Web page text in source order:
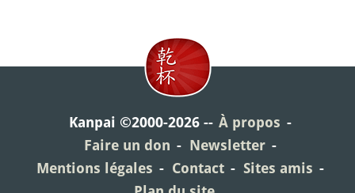
Kanpai ©2000-2026
À propos
Faire un don
Newsletter
Mentions légales
Contact
Sites amis